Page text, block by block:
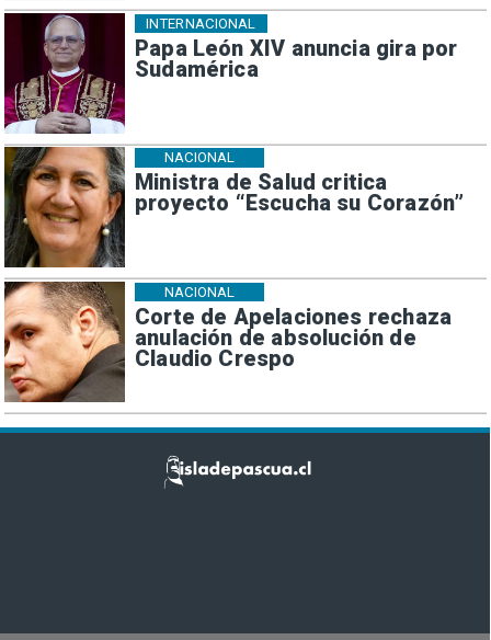
Papa León XIV anuncia gira por
Sudamérica
INTERNACIONAL
Ministra de Salud critica
proyecto “Escucha su Corazón”
NACIONAL
Corte de Apelaciones rechaza
anulación de absolución de
Claudio Crespo
NACIONAL